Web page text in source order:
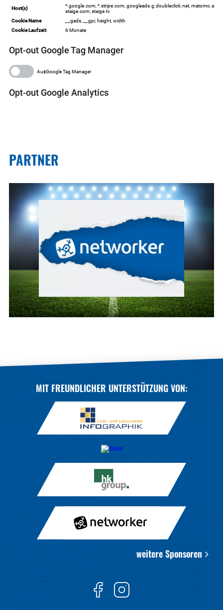
Host(s)
*.google.com, *.stripe.com, googleads.g.doubleclick.net,
staige.com, staige.tv
Cookie Name
__gads, __gpi, height, width
Cookie Laufzeit
6 Monate
Opt-out Google Tag Manager
Google Tag Manager
Opt-out Google Analytics
PARTNER
MIT FREUNDLICHER UNTERSTÜTZUNG VON:
weitere Sponsoren